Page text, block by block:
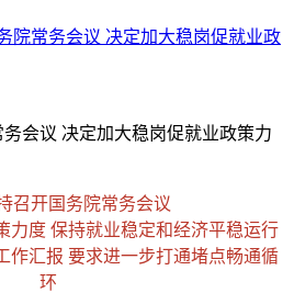
院常务会议 决定加大稳岗促就业政
会议 决定加大稳岗促就业政策力
召开国务院常务会议
力度 保持就业稳定和经济平稳运行
作汇报 要求进一步打通堵点畅通循
环